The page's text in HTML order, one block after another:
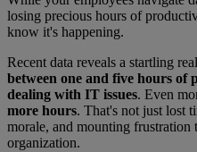
losing precious hours of
know it's happening.
Recent data reveals a startling
between one and five hours
dealing with IT issues. Even
more hours. That's not just lost
morale, and mounting frustration
organization.